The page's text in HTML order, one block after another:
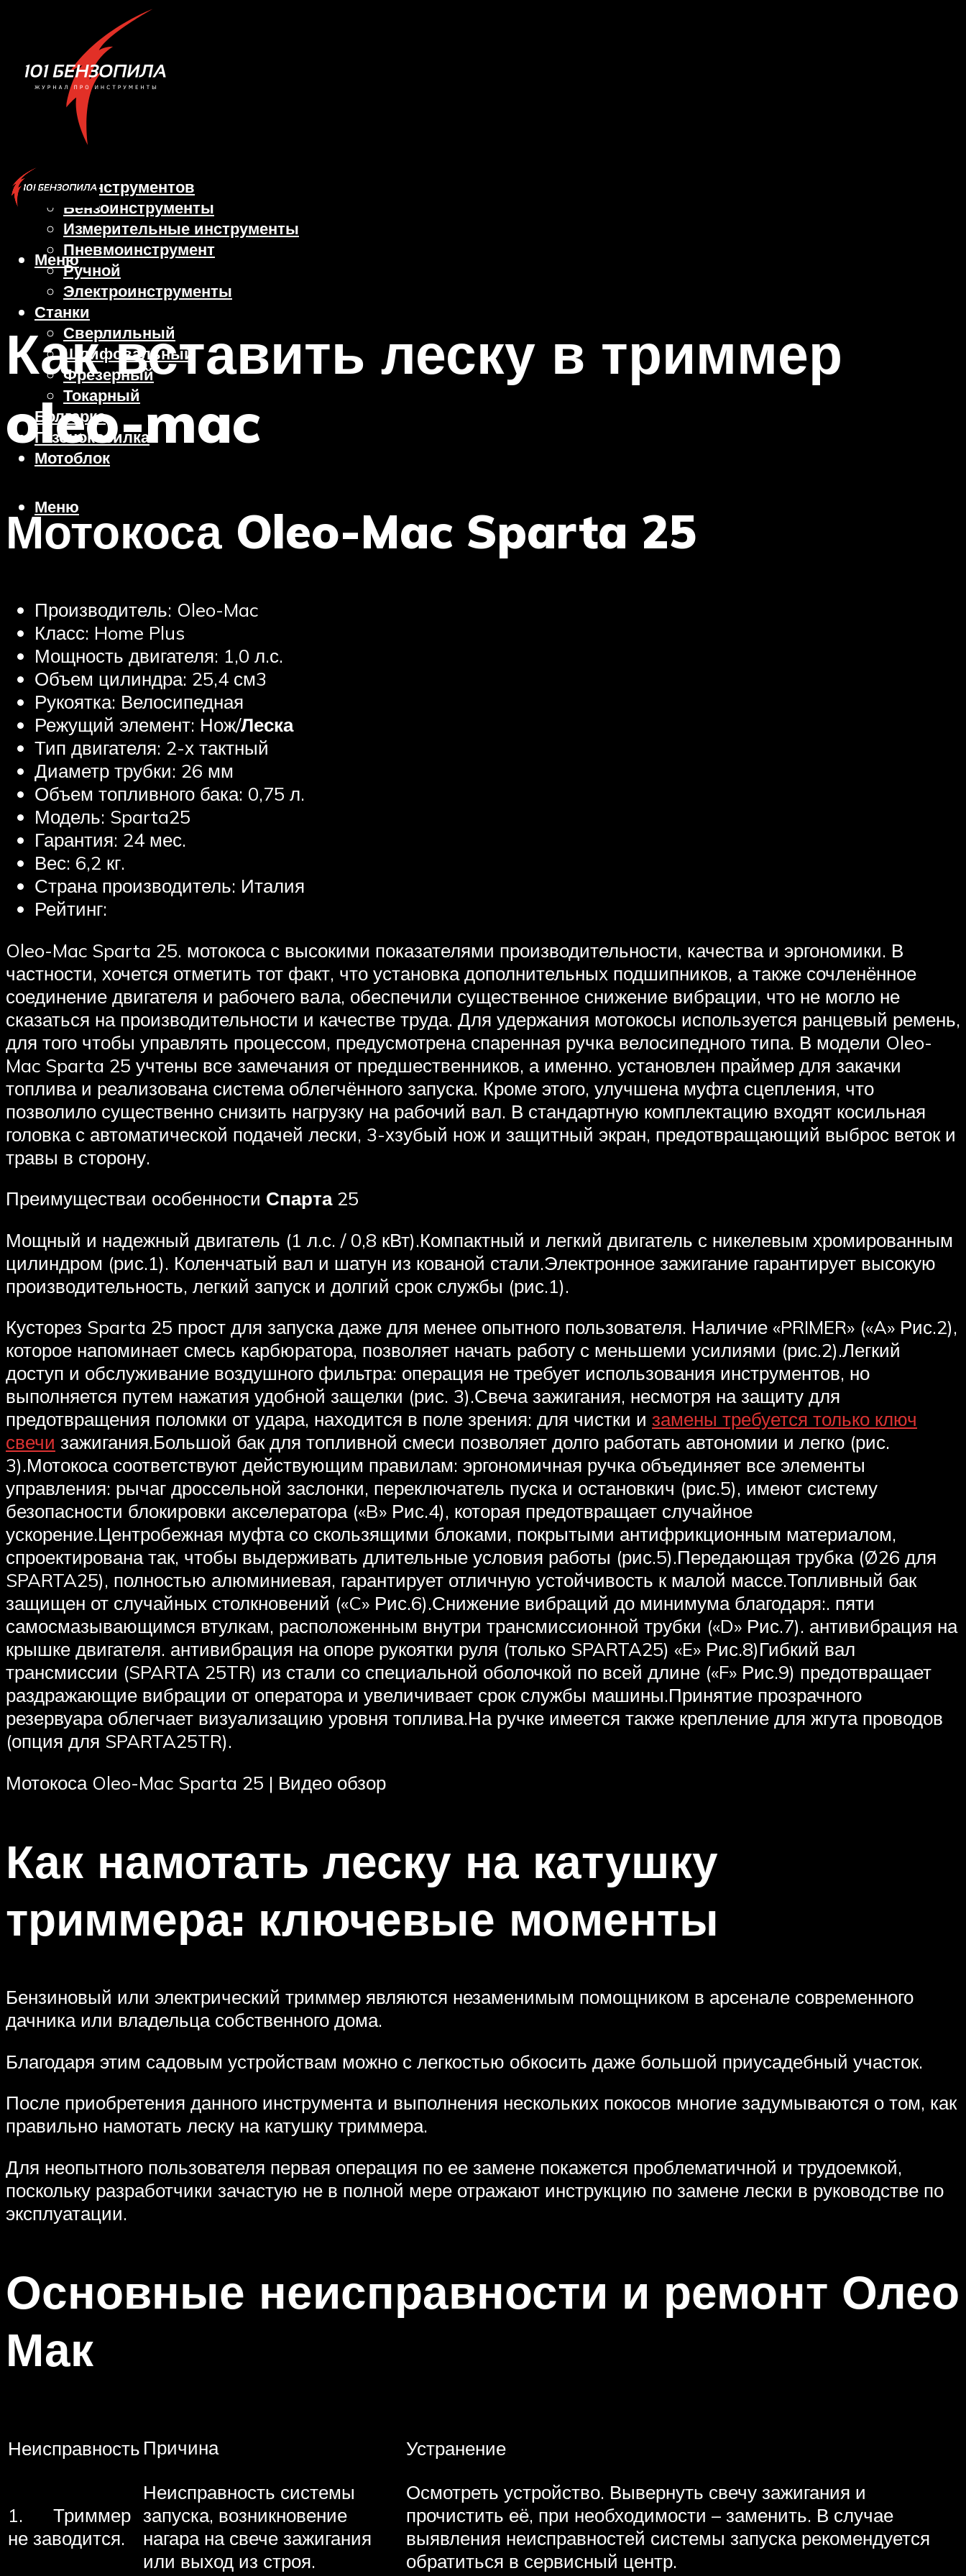
Виды инструментов
Бензоинструменты
Измерительные инструменты
Пневмоинструмент
Ручной
Электроинструменты
Станки
Сверлильный
Шлифовальный
Фрезерный
Токарный
Болгарка
Газонокосилка
Мотоблок
Меню
Меню
Как вставить леску в триммер
oleo-mac
Мотокоса Oleo-Mac Sparta 25
Производитель: Oleo-Mac
Класс: Home Plus
Мощность двигателя: 1,0 л.с.
Объем цилиндра: 25,4 см3
Рукоятка: Велосипедная
Режущий элемент: Нож/Леска
Тип двигателя: 2-х тактный
Диаметр трубки: 26 мм
Объем топливного бака: 0,75 л.
Модель: Sparta25
Гарантия: 24 мес.
Вес: 6,2 кг.
Страна производитель: Италия
Рейтинг:
Oleo-Mac Sparta 25. мотокоса с высокими показателями производительности, качества и эргономики. В
частности, хочется отметить тот факт, что установка дополнительных подшипников, а также сочленённое
соединение двигателя и рабочего вала, обеспечили существенное снижение вибрации, что не могло не
сказаться на производительности и качестве труда. Для удержания мотокосы используется ранцевый ремень,
для того чтобы управлять процессом, предусмотрена спаренная ручка велосипедного типа. В модели Oleo-
Mac Sparta 25 учтены все замечания от предшественников, а именно. установлен праймер для закачки
топлива и реализована система облегчённого запуска. Кроме этого, улучшена муфта сцепления, что
позволило существенно снизить нагрузку на рабочий вал. В стандартную комплектацию входят косильная
головка с автоматической подачей лески, 3-хзубый нож и защитный экран, предотвращающий выброс веток и
травы в сторону.
Преимуществаи особенности Спарта25
Мощный и надежный двигатель (1 л.с. / 0,8 кВт).Компактный и легкий двигатель с никелевым хромированным
цилиндром (рис.1). Коленчатый вал и шатун из кованой стали.Электронное зажигание гарантирует высокую
производительность, легкий запуск и долгий срок службы (рис.1).
Кусторез Sparta 25 прост для запуска даже для менее опытного пользователя. Наличие «PRIMER» («A» Рис.2),
которое напоминает смесь карбюратора, позволяет начать работу с меньшеми усилиями (рис.2).Легкий
доступ и обслуживание воздушного фильтра: операция не требует использования инструментов, но
выполняется путем нажатия удобной защелки (рис. 3).Свеча зажигания, несмотря на защиту для
предотвращения поломки от удара, находится в поле зрения: для чистки и замены требуется только ключ
свечи зажигания.Большой бак для топливной смеси позволяет долго работать автономии и легко (рис.
3).Мотокоса соответствуют действующим правилам: эргономичная ручка объединяет все элементы
управления: рычаг дроссельной заслонки, переключатель пуска и остановкич (рис.5), имеют систему
безопасности блокировки акселератора («B» Рис.4), которая предотвращает случайное
ускорение.Центробежная муфта со скользящими блоками, покрытыми антифрикционным материалом,
спроектирована так, чтобы выдерживать длительные условия работы (рис.5).Передающая трубка (Ø26 для
SPARTA25), полностью алюминиевая, гарантирует отличную устойчивость к малой массе.Топливный бак
защищен от случайных столкновений («C» Рис.6).Снижение вибраций до минимума благодаря:. пяти
самосмазывающимся втулкам, расположенным внутри трансмиссионной трубки («D» Рис.7). антивибрация на
крышке двигателя. антивибрация на опоре рукоятки руля (только SPARTA25) «E» Рис.8)Гибкий вал
трансмиссии (SPARTA 25TR) из стали со специальной оболочкой по всей длине («F» Рис.9) предотвращает
раздражающие вибрации от оператора и увеличивает срок службы машины.Принятие прозрачного
резервуара облегчает визуализацию уровня топлива.На ручке имеется также крепление для жгута проводов
(опция для SPARTA25TR).
Мотокоса Oleo-Mac Sparta 25 | Видео обзор
Как намотать леску на катушку
триммера: ключевые моменты
Бензиновый или электрический триммер являются незаменимым помощником в арсенале современного
дачника или владельца собственного дома.
Благодаря этим садовым устройствам можно с легкостью обкосить даже большой приусадебный участок.
После приобретения данного инструмента и выполнения нескольких покосов многие задумываются о том, как
правильно намотать леску на катушку триммера.
Для неопытного пользователя первая операция по ее замене покажется проблематичной и трудоемкой,
поскольку разработчики зачастую не в полной мере отражают инструкцию по замене лески в руководстве по
эксплуатации.
Основные неисправности и ремонт Олео
Мак
Неисправность Причина Устранение
1. Триммер
не заводится.
Неисправность системы
запуска, возникновение
нагара на свече зажигания
или выход из строя.
Осмотреть устройство. Вывернуть свечу зажигания и
прочистить её, при необходимости – заменить. В случае
выявления неисправностей системы запуска рекомендуется
обратиться в сервисный центр.